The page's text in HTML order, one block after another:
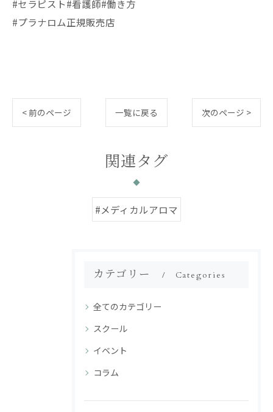
#セラピスト#看護師#働き方
#プラナロム正規販売店
< 前のページ 一覧に戻る 次のページ >
関連タグ
#メディカルアロマ
カテゴリー Categories
全てのカテゴリー
スクール
イベント
コラム